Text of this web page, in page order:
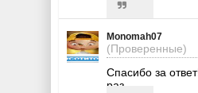
Monomah07
(Проверенные)
Спасибо за
раз.